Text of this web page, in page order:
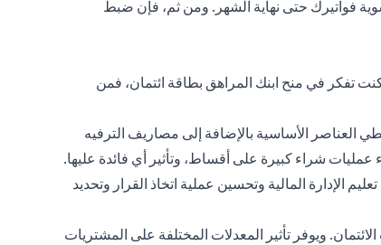
فواتيرك حتى نهاية الشهر. ومن ثم، فإن ضبط
كنت تفكر في منح ابنك المراهق بطاقة ائتمان، فمن
الأساسية بالإضافة إلى مصاريف الترفيه
شراء كبيرة على أقساط، وتأثير أي فائدة عليها.
المالية وتحسين عملية اتخاذ القرار وتحديد
ويوفر تأثير المعدلات المختلفة على المشتريات